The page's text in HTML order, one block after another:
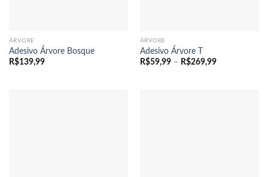
ÁRVORE
Adesivo Árvore Bosque
R$139,99
ÁRVORE
Adesivo Árvore T
R$59,99 – R$269,99Faixa